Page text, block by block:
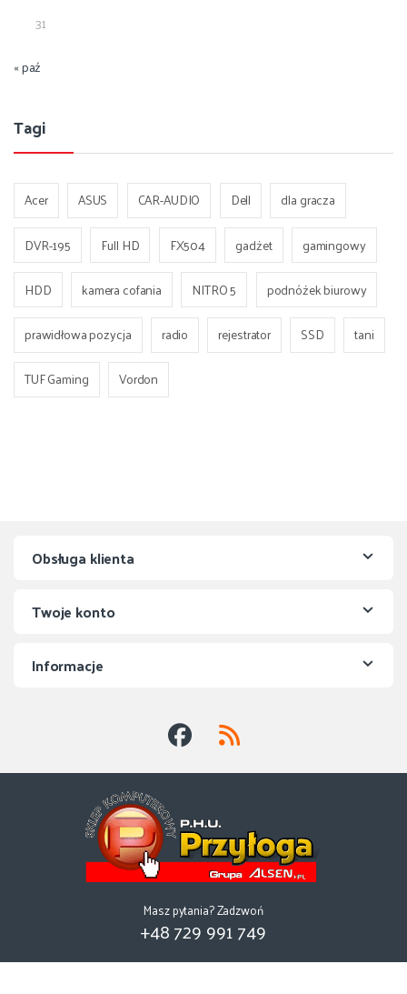
31
« paź
Tagi
Acer ASUS CAR-AUDIO Dell
dla gracza
DVR-195
Full HD FX504 gadżet
gamingowy
HDD
kamera cofania NITRO 5
podnóżek biurowy
prawidłowa pozycja
radio rejestrator SSD
tani
TUF Gaming
Vordon
Obsługa klienta
Twoje konto
Informacje
Masz pytania? Zadzwoń
+48 729 991 749